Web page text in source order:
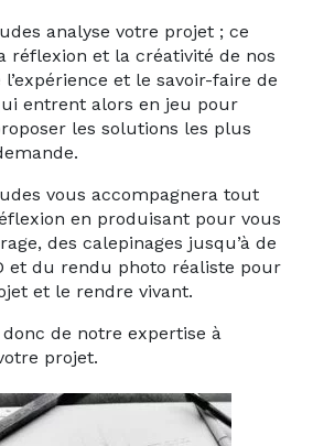
analyse votre projet ; ce
réflexion et la créativité de nos
et le savoir-faire de
entrent alors en jeu pour
les solutions les plus
vous accompagnera tout
en produisant pour vous
des calepinages jusqu’à de
et du rendu photo réaliste pour
et le rendre vivant.
de notre expertise à
projet.